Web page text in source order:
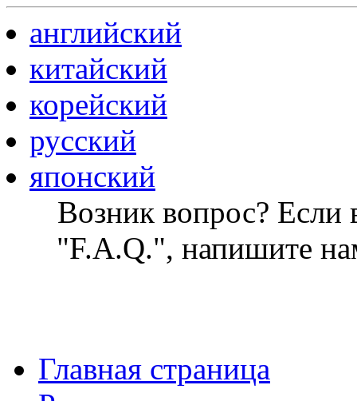
английский
китайский
корейский
русский
японский
Возник вопрос? Если
"F.A.Q.", напишите
Главная страница